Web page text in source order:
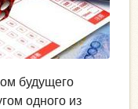
будущего
одного из